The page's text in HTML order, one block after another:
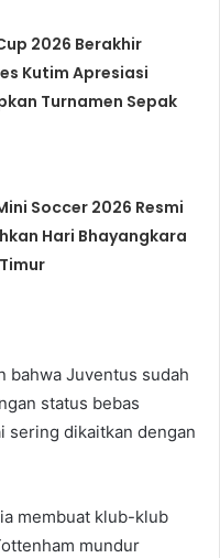
2026 Berakhir
Kutim Apresiasi
Turnamen Sepak
Soccer 2026 Resmi
Hari Bhayangkara
bahwa Juventus sudah
status bebas
sering dikaitkan dengan
membuat klub-klub
mundur